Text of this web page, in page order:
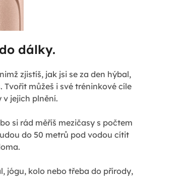
dálky.
zjistíš, jak jsi se za den hýbal,
můžeš i své tréninkové cíle
jejich plnění.
si rád měříš mezičasy s počtem
do 50 metrů pod vodou cítit
jógu, kolo nebo třeba do přírody,